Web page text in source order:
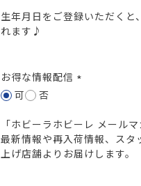
生年月日をご登録いただく
れます♪
お得な情報配信
可 否
「ホビーラホビーレ メール
最新情報や再入荷情報、ス
上げ店舗よりお届けします。